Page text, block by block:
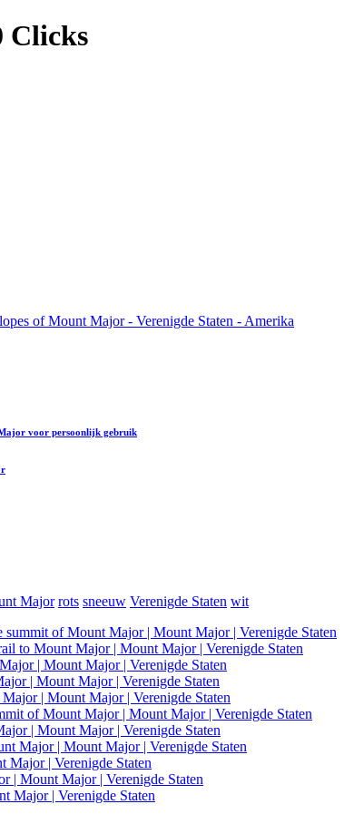
Clicks
voor persoonlijk gebruik
Major rots sneeuw Verenigde Staten wit